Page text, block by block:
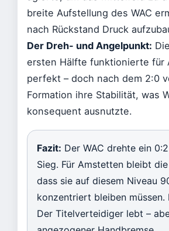
breite Aufstellung des WAC
nach Rückstand Druck
Der Dreh- und Angelpunkt:
ersten Hälfte funktionierte für
perfekt – doch nach dem 2:0
Formation ihre Stabilität, was
konsequent ausnutzte.
Fazit: Der WAC drehte ein
Sieg. Für Amstetten bleibt
dass sie auf diesem Niveau
konzentriert bleiben müssen.
Der Titelverteidiger lebt –